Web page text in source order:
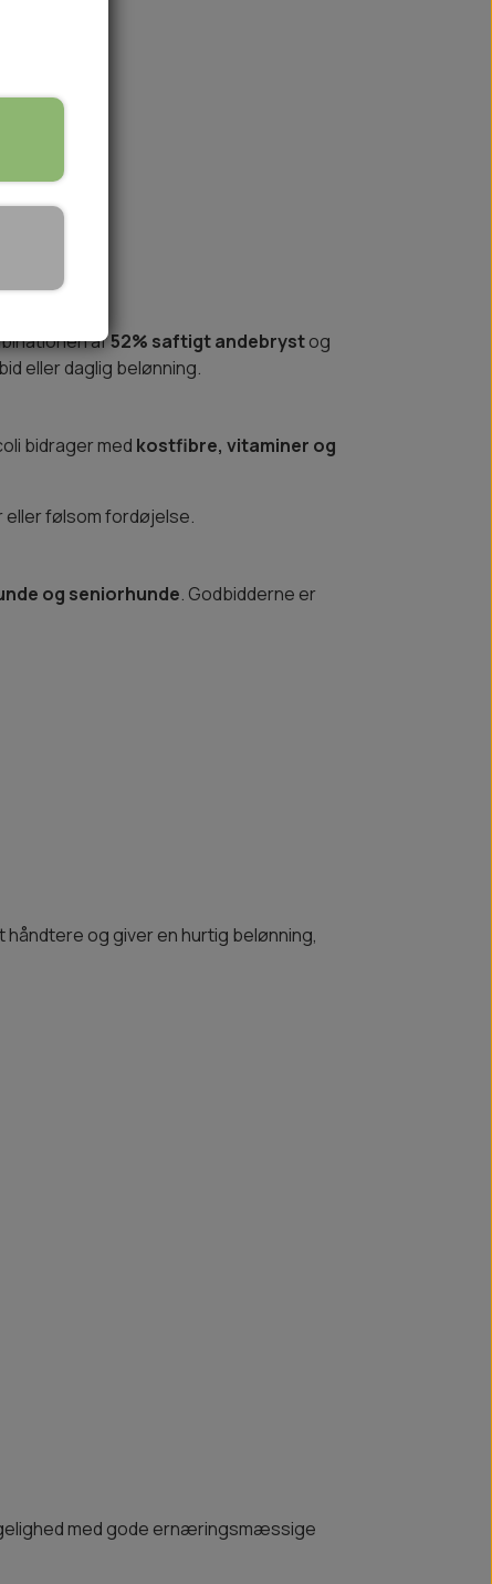
af52% saftigt andebrystog
eller daglig belønning.
bidrager med kostfibre, vitaminer og
eller følsom fordøjelse.
og seniorhunde. Godbidderne er
håndtere og giver en hurtig belønning,
med gode ernæringsmæssige